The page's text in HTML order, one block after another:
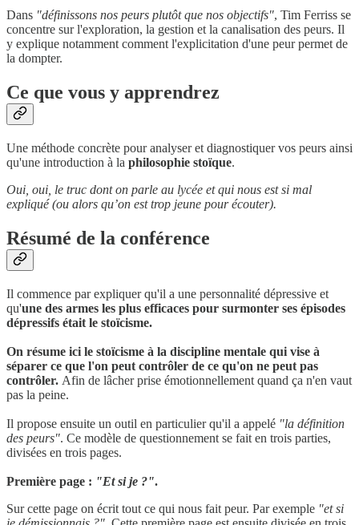
Dans "définissons nos peurs plutôt que nos objectifs", Tim Ferriss se
concentre sur l'exploration, la gestion et la canalisation des peurs. Il
y explique notamment comment l'explicitation d'une peur permet de
la dompter.
Ce que vous y apprendrez
Une méthode concrète pour analyser et diagnostiquer vos peurs ainsi
qu'une introduction à la philosophie stoïque.
Oui, oui, le truc dont on parle au lycée et qui nous est si mal
expliqué (ou alors qu’on est trop jeune pour écouter).
Résumé de la conférence
Il commence par expliquer qu'il a une personnalité dépressive et
qu'une des armes les plus efficaces pour surmonter ses épisodes
dépressifs était le stoïcisme.
On résume ici le stoïcisme à la discipline mentale qui vise à
séparer ce que l'on peut contrôler de ce qu'on ne peut pas
contrôler. Afin de lâcher prise émotionnellement quand ça n'en vaut
pas la peine.
Il propose ensuite un outil en particulier qu'il a appelé "la définition
des peurs". Ce modèle de questionnement se fait en trois parties,
divisées en trois pages.
Première page : "Et si je ?".
Sur cette page on écrit tout ce qui nous fait peur. Par exemple "et si